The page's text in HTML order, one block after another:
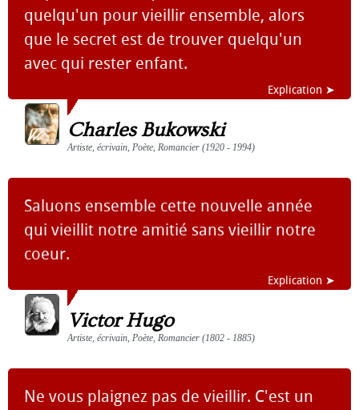
quelqu'un pour vieillir ensemble, alors
que le secret est de trouver quelqu'un
avec qui rester enfant.
Explication ➤
Charles Bukowski
Artiste, écrivain, Poète, Romancier (1920 - 1994)
Saluons ensemble cette nouvelle année
qui vieillit notre amitié sans vieillir notre
coeur.
Explication ➤
Victor Hugo
Artiste, écrivain, Poète, Romancier (1802 - 1885)
Ne vous plaignez pas de vieillir. C'est un